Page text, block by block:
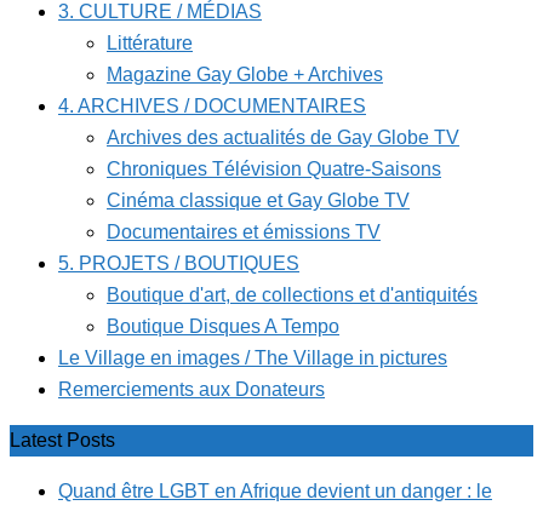
3. CULTURE / MÉDIAS
Littérature
Magazine Gay Globe + Archives
4. ARCHIVES / DOCUMENTAIRES
Archives des actualités de Gay Globe TV
Chroniques Télévision Quatre-Saisons
Cinéma classique et Gay Globe TV
Documentaires et émissions TV
5. PROJETS / BOUTIQUES
Boutique d'art, de collections et d'antiquités
Boutique Disques A Tempo
Le Village en images / The Village in pictures
Remerciements aux Donateurs
Latest Posts
Quand être LGBT en Afrique devient un danger : le